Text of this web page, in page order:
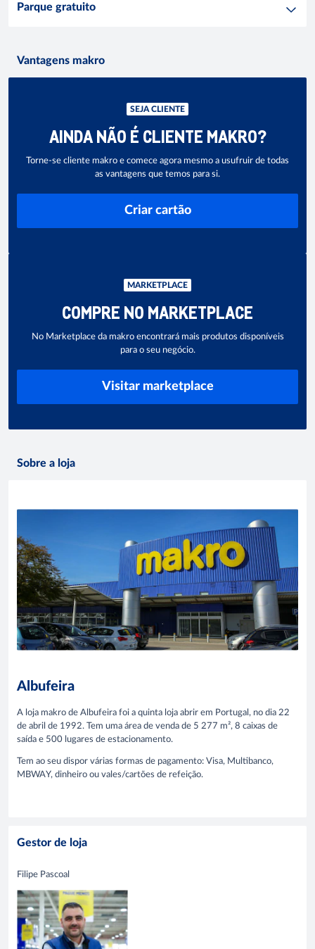
Parque gratuito
Vantagens makro
SEJA CLIENTE
AINDA NÃO É CLIENTE MAKRO?
Torne-se cliente makro e comece agora mesmo a usufruir de todas
as vantagens que temos para si.
Criar cartão
MARKETPLACE
COMPRE NO MARKETPLACE
No Marketplace da makro encontrará mais produtos disponíveis
para o seu negócio.
Visitar marketplace
Sobre a loja
Albufeira
A loja makro de Albufeira foi a quinta loja abrir em Portugal, no dia 22
de abril de 1992. Tem uma área de venda de 5 277 m², 8 caixas de
saída e 500 lugares de estacionamento.
Tem ao seu dispor várias formas de pagamento: Visa, Multibanco,
MBWAY, dinheiro ou vales/cartões de refeição.
Gestor de loja
Filipe Pascoal